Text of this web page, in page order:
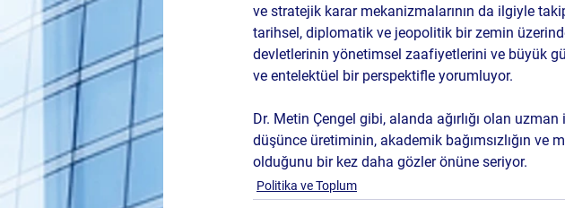
ve stratejik karar mekanizmalarının da ilgiyle
tarihsel, diplomatik ve jeopolitik bir zemin
devletlerinin yönetimsel zaafiyetlerini ve büyük
ve entelektüel bir perspektifle yorumluyor.
Dr. Metin Çengel gibi, alanda ağırlığı olan
düşünce üretiminin, akademik bağımsızlığın ve
olduğunu bir kez daha gözler önüne seriyor.
Politika ve Toplum